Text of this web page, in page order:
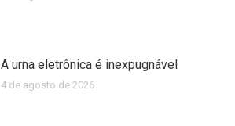
A urna eletrônica é inexpugnável
4 de agosto de 2026